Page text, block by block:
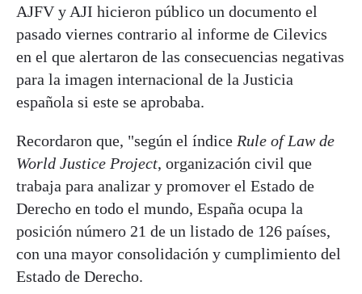
AJFV y AJI hicieron público un documento el
pasado viernes contrario al informe de Cilevics
en el que alertaron de las consecuencias negativas
para la imagen internacional de la Justicia
española si este se aprobaba.
Recordaron que, "según el índice Rule of Law de
World Justice Project, organización civil que
trabaja para analizar y promover el Estado de
Derecho en todo el mundo, España ocupa la
posición número 21 de un listado de 126 países,
con una mayor consolidación y cumplimiento del
Estado de Derecho.